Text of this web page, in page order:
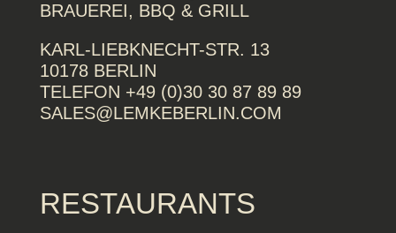
BRAUEREI, BBQ & GRILL
KARL-LIEBKNECHT-STR. 13
10178 BERLIN
TELEFON +49 (0)30 30 87 89 89
SALES@LEMKEBERLIN.COM
RESTAURANTS